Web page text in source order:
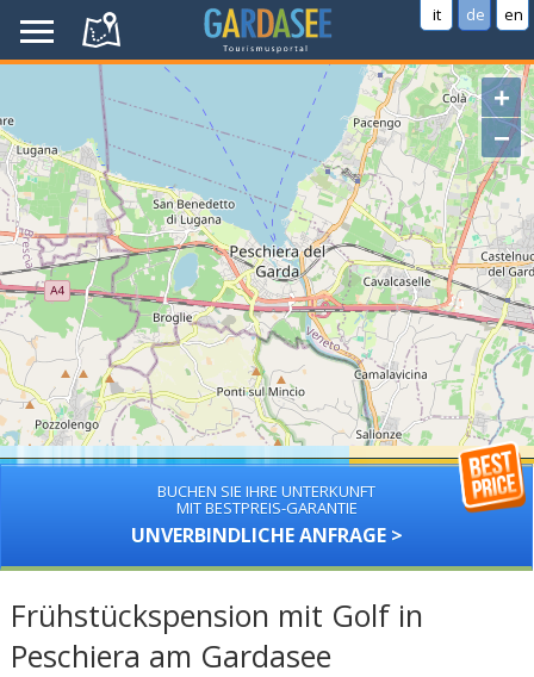
it de en
+
−
BUCHEN SIE IHRE UNTERKUNFT
MIT BESTPREIS-GARANTIE
UNVERBINDLICHE ANFRAGE >
Frühstückspension mit Golf in
Peschiera am Gardasee